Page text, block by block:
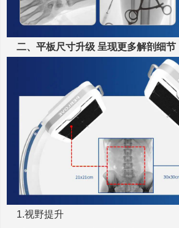
二、平板尺寸升级 呈现更多解剖细节
1.视野提升